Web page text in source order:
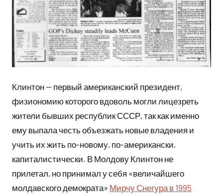
Клинтон — первый американский президент,
физиономию которого вдоволь могли лицезреть
жители бывших республик СССР, так как именно
ему выпала честь объезжать новые владения и
учить их жить по-новому, по-американски,
капиталистически. В Молдову Клинтон не
прилетал, но принимал у себя «величайшего
молдавского демократа» Мирчу Снегура в 1995